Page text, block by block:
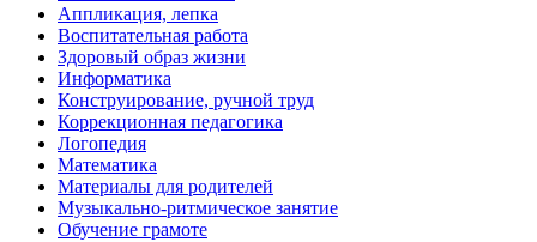
Аппликация, лепка
Воспитательная работа
Здоровый образ жизни
Информатика
Конструирование, ручной труд
Коррекционная педагогика
Логопедия
Математика
Материалы для родителей
Музыкально-ритмическое занятие
Обучение грамоте